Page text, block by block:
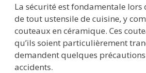
La sécurité est fondamentale lors
de tout ustensile de cuisine, y
couteaux en céramique. Ces
qu’ils soient particulièrement
demandent quelques
accidents.